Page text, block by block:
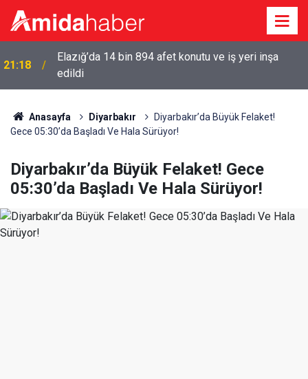
21:18
Elazığ’da 14 bin 894 afet konutu ve iş yeri inşa
edildi
Anasayfa Diyarbakır
Diyarbakır’da Büyük Felaket!
Gece 05:30’da Başladı Ve Hala Sürüyor!
Diyarbakır’da Büyük Felaket! Gece
05:30’da Başladı Ve Hala Sürüyor!